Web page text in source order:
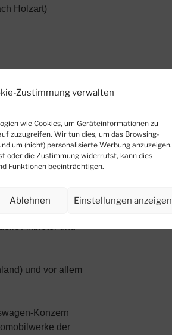
Zustimmung verwalten
wie Cookies, um Geräteinformationen zu
zuzugreifen. Wir tun dies, um das Browsing-
um (nicht) personalisierte Werbung anzuzeigen.
oder die Zustimmung widerrufst, kann dies
Funktionen beeinträchtigen.
Ablehnen Einstellungen anzeigen
Holzart)
Anbieter und
und vor allem
Konzern
der